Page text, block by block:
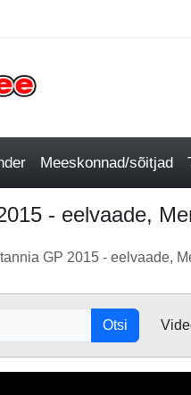
Meeskonnad/sõitjad
- eelvaade,
GP 2015 - eelvaade,
Otsi